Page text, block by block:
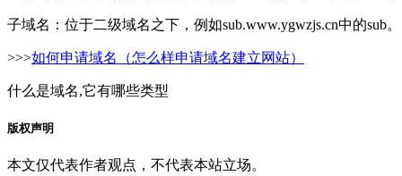
子域名：位于二级域名之下，例如sub.www.ygwzjs.cn中的sub。
>>>如何申请域名（怎么样申请域名建立网站）
什么是域名,它有哪些类型
版权声明
本文仅代表作者观点，不代表本站立场。